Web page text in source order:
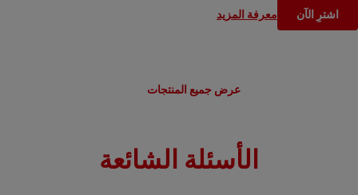
اشترِ الآن معرفة المزيد
عرض جميع المنتجات
الأسئلة الشائعة